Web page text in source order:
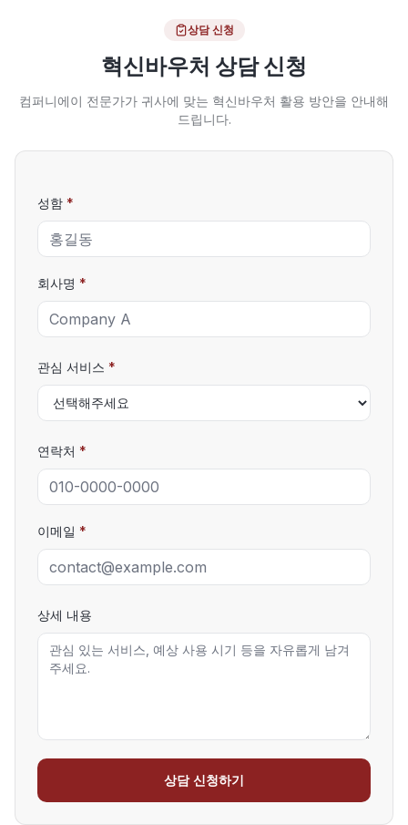
상담 신청
혁신바우처 상담 신청
컴퍼니에이 전문가가 귀사에 맞는 혁신바우처 활용 방안을 안내해
드립니다.
성함 *
회사명 *
관심 서비스 *
연락처 *
이메일 *
상세 내용
상담 신청하기